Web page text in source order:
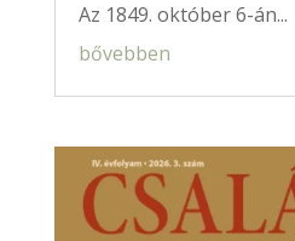
Az 1849. október 6-án...
bővebben